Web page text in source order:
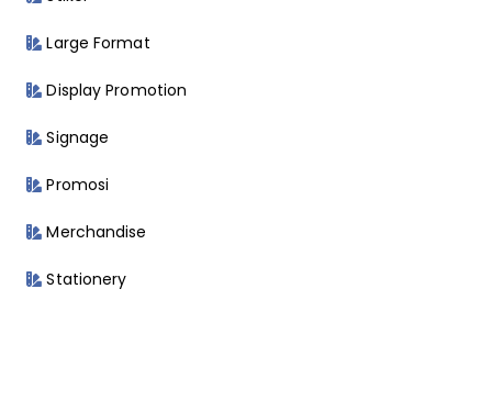
Large Format
Display Promotion
Signage
Promosi
Merchandise
Stationery